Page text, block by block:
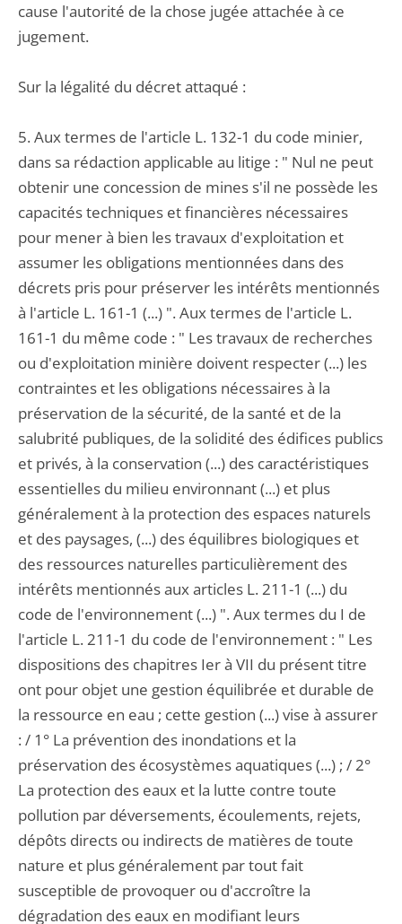
cause l'autorité de la chose jugée attachée à ce
jugement.
Sur la légalité du décret attaqué :
5. Aux termes de l'article L. 132-1 du code minier,
dans sa rédaction applicable au litige : " Nul ne peut
obtenir une concession de mines s'il ne possède les
capacités techniques et financières nécessaires
pour mener à bien les travaux d'exploitation et
assumer les obligations mentionnées dans des
décrets pris pour préserver les intérêts mentionnés
à l'article L. 161-1 (...) ". Aux termes de l'article L.
161-1 du même code : " Les travaux de recherches
ou d'exploitation minière doivent respecter (...) les
contraintes et les obligations nécessaires à la
préservation de la sécurité, de la santé et de la
salubrité publiques, de la solidité des édifices publics
et privés, à la conservation (...) des caractéristiques
essentielles du milieu environnant (...) et plus
généralement à la protection des espaces naturels
et des paysages, (...) des équilibres biologiques et
des ressources naturelles particulièrement des
intérêts mentionnés aux articles L. 211-1 (...) du
code de l'environnement (...) ". Aux termes du I de
l'article L. 211-1 du code de l'environnement : " Les
dispositions des chapitres Ier à VII du présent titre
ont pour objet une gestion équilibrée et durable de
la ressource en eau ; cette gestion (...) vise à assurer
: / 1° La prévention des inondations et la
préservation des écosystèmes aquatiques (...) ; / 2°
La protection des eaux et la lutte contre toute
pollution par déversements, écoulements, rejets,
dépôts directs ou indirects de matières de toute
nature et plus généralement par tout fait
susceptible de provoquer ou d'accroître la
dégradation des eaux en modifiant leurs